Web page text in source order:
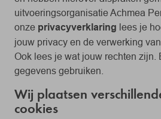
uitvoeringsorganisatie Achmea
onze privacyverklaring lees je
jouw privacy en de verwerking
Ook lees je wat jouw rechten zijn.
gegevens gebruiken.
Wij plaatsen
cookies